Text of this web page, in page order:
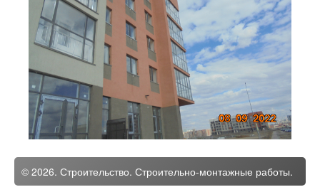
© 2026. Строительство. Строительно-монтажные работы.